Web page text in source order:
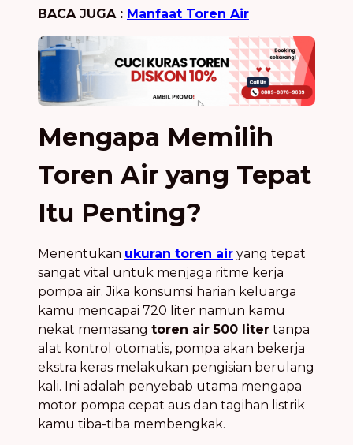
BACA JUGA : Manfaat Toren Air
Mengapa Memilih
Toren Air yang Tepat
Itu Penting?
Menentukan ukuran toren air yang tepat
sangat vital untuk menjaga ritme kerja
pompa air. Jika konsumsi harian keluarga
kamu mencapai 720 liter namun kamu
nekat memasang toren air 500 liter tanpa
alat kontrol otomatis, pompa akan bekerja
ekstra keras melakukan pengisian berulang
kali. Ini adalah penyebab utama mengapa
motor pompa cepat aus dan tagihan listrik
kamu tiba-tiba membengkak.